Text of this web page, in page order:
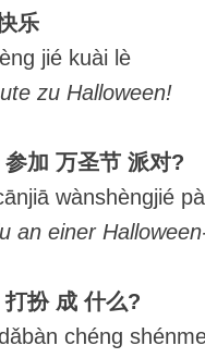
乐
jié kuài lè
zu Halloween!
加 万圣节 派对?
wànshèngjié
an einer
扮 成 什么?
chéng